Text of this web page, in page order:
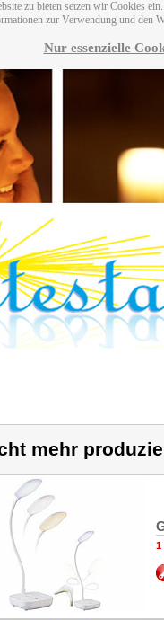
zu bieten setzen wir Cookies
zur Verwendung und den
Nur essenzielle
mehr
1